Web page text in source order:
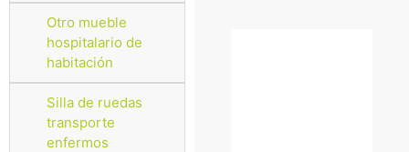
Otro mueble
hospitalario de
habitación
Silla de ruedas
transporte
enfermos